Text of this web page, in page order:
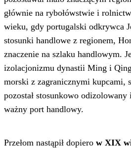
głównie na rybołówstwie i
wieku, gdy portugalski odkrywca
stosunki handlowe z regionem,
znaczenie na szlaku handlowym.
izolacjonizmu dynastii Ming i
morski z zagranicznymi kupcami,
pozostał stosunkowo
ważny port handlowy.
Przełom nastąpił dopiero w XIX